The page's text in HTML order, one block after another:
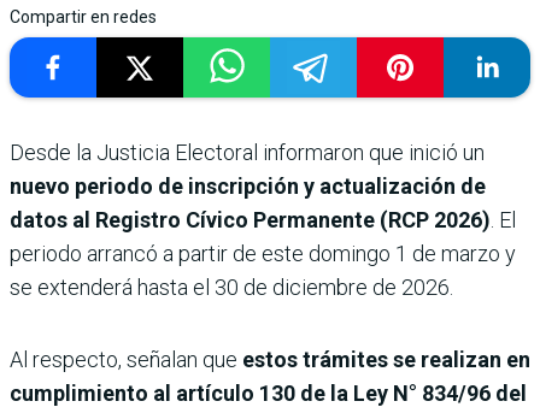
Compartir en redes
Desde la Justicia Electoral informaron que inició un
nuevo periodo de inscripción y actualización de
datos al Registro Cívico Permanente (RCP 2026) . El
periodo arrancó a partir de este domingo 1 de marzo y
se extenderá hasta el 30 de diciembre de 2026.
Al respecto, señalan que estos trámites se realizan en
cumplimiento al artículo 130 de la Ley N° 834/96 del